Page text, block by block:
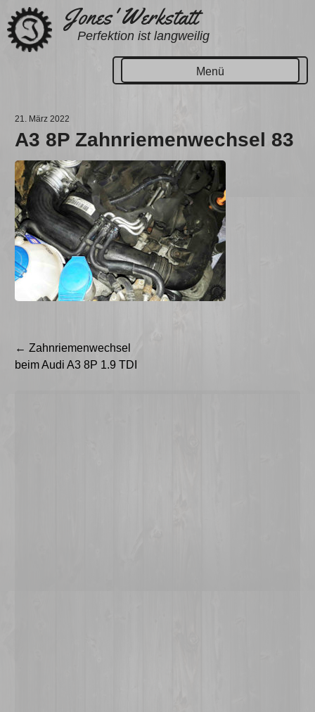
Zum
Inhalt
springen
Jones' Werkstatt
Perfektion ist langweilig
Menü
21. März 2022
A3 8P Zahnriemenwechsel 83
Beitragsnavigation
← Zahnriemenwechsel
beim Audi A3 8P 1.9 TDI